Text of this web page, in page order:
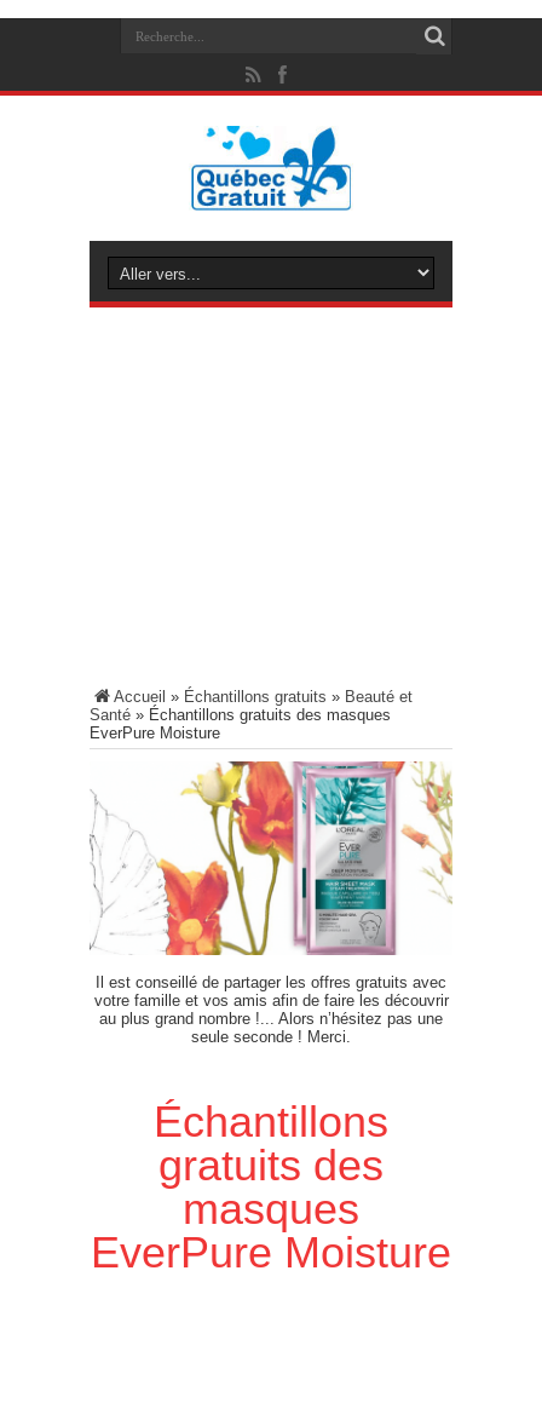
Accueil » Échantillons gratuits » Beauté et
Santé » Échantillons gratuits des masques
EverPure Moisture
Il est conseillé de partager les offres gratuits avec
votre famille et vos amis afin de faire les découvrir
au plus grand nombre !... Alors n’hésitez pas une
seule seconde ! Merci.
Échantillons
gratuits des
masques
EverPure Moisture